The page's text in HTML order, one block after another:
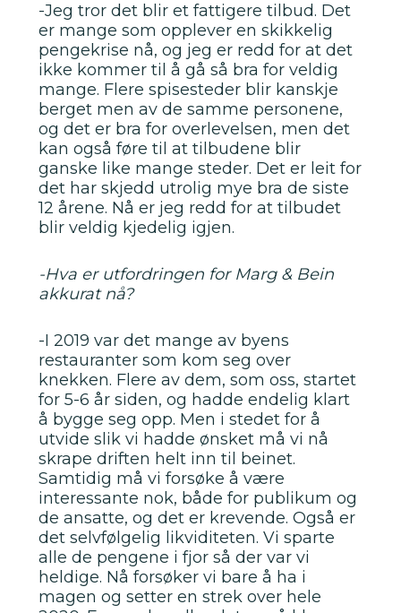
-Jeg tror det blir et fattigere tilbud. Det
er mange som opplever en skikkelig
pengekrise nå, og jeg er redd for at det
ikke kommer til å gå så bra for veldig
mange. Flere spisesteder blir kanskje
berget men av de samme personene,
og det er bra for overlevelsen, men det
kan også føre til at tilbudene blir
ganske like mange steder. Det er leit for
det har skjedd utrolig mye bra de siste
12 årene. Nå er jeg redd for at tilbudet
blir veldig kjedelig igjen.
-Hva er utfordringen for Marg & Bein
akkurat nå?
-I 2019 var det mange av byens
restauranter som kom seg over
knekken. Flere av dem, som oss, startet
for 5-6 år siden, og hadde endelig klart
å bygge seg opp. Men i stedet for å
utvide slik vi hadde ønsket må vi nå
skrape driften helt inn til beinet.
Samtidig må vi forsøke å være
interessante nok, både for publikum og
de ansatte, og det er krevende. Også er
det selvfølgelig likviditeten. Vi sparte
alle de pengene i fjor så der var vi
heldige. Nå forsøker vi bare å ha i
magen og setter en strek over hele